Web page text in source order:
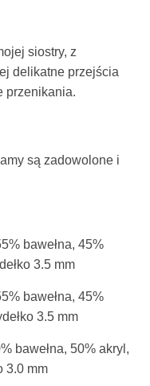
siostry, z
delikatne przejścia
przenikania.
są zadowolone i
bawełna, 45%
3.5 mm
bawełna, 45%
3.5 mm
bawełna, 50% akryl,
3.0 mm